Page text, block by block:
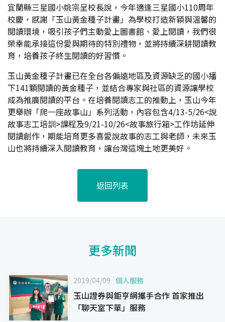
宜蘭縣三星國小姚宗呈校長說，今年適逢三星國小110周年
校慶，感謝「玉山黃金種子計畫」為學校打造新穎與溫馨的
閱讀環境，吸引孩子們主動愛上圖書館、愛上閱讀，我們很
榮幸能承接這份愛與期待的特別禮物，並將持續深耕閱讀教
育，培養孩子終生閱讀的好習慣。
玉山黃金種子計畫已在全台各偏遠地區及資源缺乏的國小播
下141顆閱讀的黃金種子，並結合專家與社區的資源讓學校
成為推廣閱讀的平台。在培養閱讀志工的推動上，玉山今年
更舉辦「爬一座故事山」系列活動，內容包含4/13-5/26<說
故事志工培訓>課程及9/21-10/26<故事旅行箱>工作坊延伸
閱讀創作，期能培育更多喜愛說故事的志工與老師，未來玉
山也將持續深入閱讀教育，讓台灣這塊土地更美好。
返回列表
更多新聞
2019/04/09 個人服務
玉山證券與鉅亨網攜手合作 首家推出
「聊天室下單」服務